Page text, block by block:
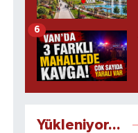
6
Yükleniyor...